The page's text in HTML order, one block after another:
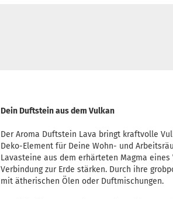
Dein Duftstein aus dem Vulkan
Der Aroma Duftstein Lava bringt kraftvolle
Deko-Element für Deine Wohn- und
Lavasteine aus dem erhärteten Magma
Verbindung zur Erde stärken. Durch ihre
mit ätherischen Ölen oder Duftmischungen.